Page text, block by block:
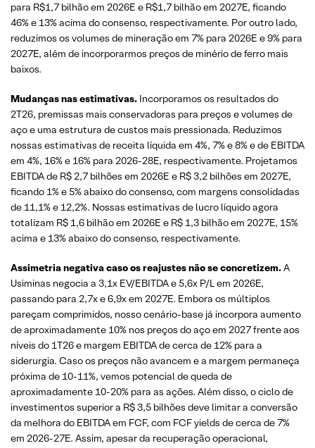
para R$1,7 bilhão em 2026E e R$1,7 bilhão em 2027E, ficando
46% e 13% acima do consenso, respectivamente. Por outro lado,
reduzimos os volumes de mineração em 7% para 2026E e 9% para
2027E, além de incorporarmos preços de minério de ferro mais
baixos.
Mudanças nas estimativas. Incorporamos os resultados do
2T26, premissas mais conservadoras para preços e volumes de
aço e uma estrutura de custos mais pressionada. Reduzimos
nossas estimativas de receita líquida em 4%, 7% e 8% e de EBITDA
em 4%, 16% e 16% para 2026-28E, respectivamente. Projetamos
EBITDA de R$ 2,7 bilhões em 2026E e R$ 3,2 bilhões em 2027E,
ficando 1% e 5% abaixo do consenso, com margens consolidadas
de 11,1% e 12,2%. Nossas estimativas de lucro líquido agora
totalizam R$ 1,6 bilhão em 2026E e R$ 1,3 bilhão em 2027E, 15%
acima e 13% abaixo do consenso, respectivamente.
Assimetria negativa caso os reajustes não se concretizem.A
Usiminas negocia a 3,1x EV/EBITDA e 5,6x P/L em 2026E,
passando para 2,7x e 6,9x em 2027E. Embora os múltiplos
pareçam comprimidos, nosso cenário-base já incorpora aumento
de aproximadamente 10% nos preços do aço em 2027 frente aos
níveis do 1T26 e margem EBITDA de cerca de 12% para a
siderurgia. Caso os preços não avancem e a margem permaneça
próxima de 10-11%, vemos potencial de queda de
aproximadamente 10-20% para as ações. Além disso, o ciclo de
investimentos superior a R$ 3,5 bilhões deve limitar a conversão
da melhora do EBITDA em FCF, com FCF yields de cerca de 7%
em 2026-27E. Assim, apesar da recuperação operacional,